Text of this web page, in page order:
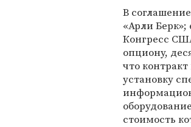
В
«Арли
Конгресс
опциону,
что
установку
стоимость